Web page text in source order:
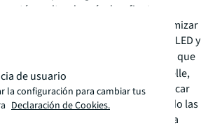
está resultando más desafiante.
las soluciones fáciles, como optimizar
(BMS) o instalar iluminación LED y
que
para los usuarios", dice Katie Krelle,
Sostenibles. "Pero es posible planificar
de manera gradual, programando las
las interrupciones a través de una
de usuario
la configuración para cambiar tus
Declaración de Cookies.